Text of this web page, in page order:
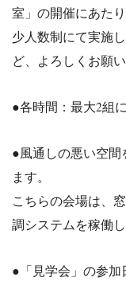
室」の開催にあた
少人数制にて実施
ど、よろ しくお願
●各時間：最大2組
●風通しの悪い空間
ます。
こちらの会場は、
調システムを稼働し
●「見学会」の参加